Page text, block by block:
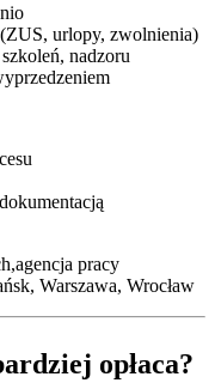
(ZUS, urlopy, zwolnienia)
nadzoru
opłaca?